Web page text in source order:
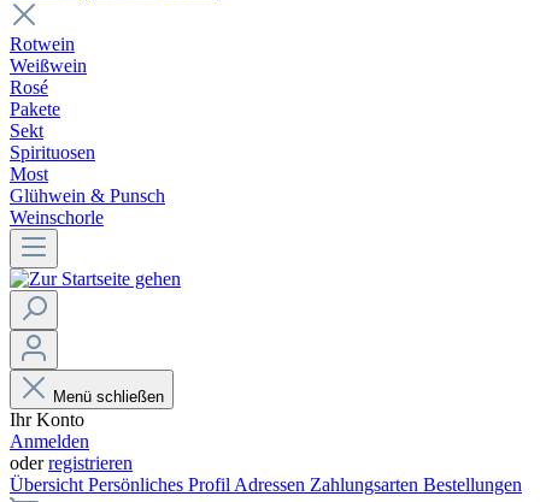
Rotwein
Weißwein
Rosé
Pakete
Sekt
Spirituosen
Most
Glühwein & Punsch
Weinschorle
Menü schließen
Ihr Konto
Anmelden
oderregistrieren
Übersicht Persönliches Profil Adressen Zahlungsarten Bestellungen